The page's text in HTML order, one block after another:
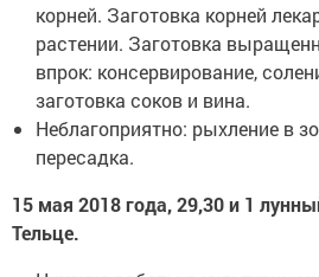
корней. Заготовка корней
растении. Заготовка
впрок: консервирование,
заготовка соков и вина.
Неблагоприятно: рыхление в
пересадка.
15 мая 2018 года, 29,30 и 1
Тельце.